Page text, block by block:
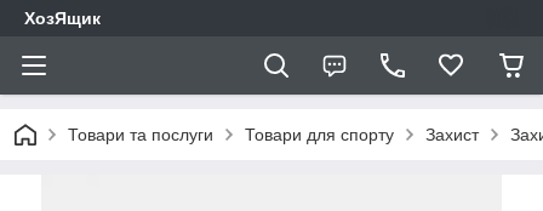
ХозЯщик
Товари та послуги Товари для спорту Захист